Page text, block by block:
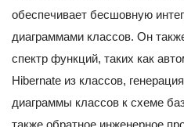
обеспечивает бесшовную
диаграммами классов. Он
спектр функций, таких как
Hibernate из классов,
диаграммы классов к схеме
также обратное инженерное